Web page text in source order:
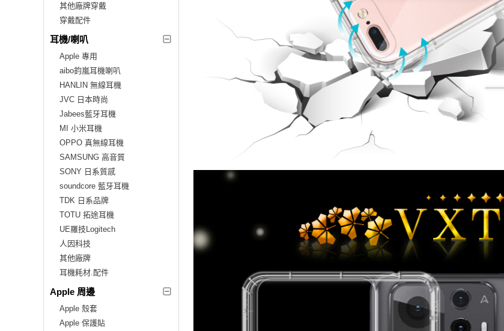
其他廠牌穿戴
穿戴配件
耳機/喇叭
Apple 專用
aibo鈞嵐耳機喇叭
HANLIN 無線耳機
JVC 日本時尚
Jabees藍牙耳機
MI 小米耳機
OPPO 真無線耳機
SAMSUNG 高音質
SONY 日系質感
soundcore 藍牙耳機
TDK 日系品牌
TOTU 拓途耳機
UE羅技Logitech
人因科技
其他廠牌
耳機耗材.配件
Apple 周邊
Apple 殼套
Apple 保護貼